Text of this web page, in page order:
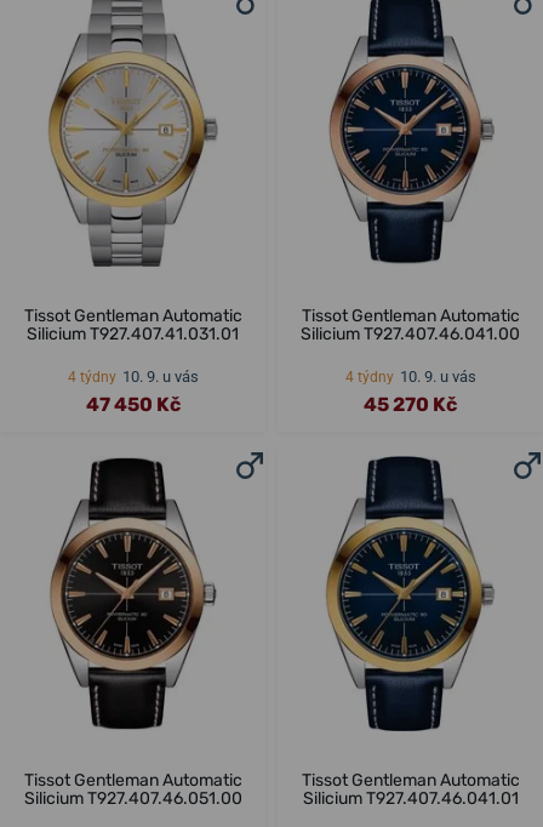
Tissot Gentleman Automatic
Silicium T927.407.41.031.01
4 týdny 10. 9. u vás
47 450 Kč
Tissot Gentleman Automatic
Silicium T927.407.46.041.00
4 týdny 10. 9. u vás
45 270 Kč
Tissot Gentleman Automatic
Silicium T927.407.46.051.00
Tissot Gentleman Automatic
Silicium T927.407.46.041.01